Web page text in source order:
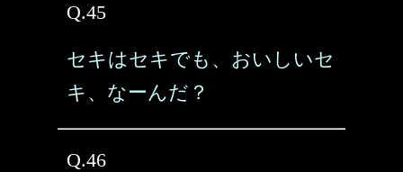
Q.45
セキはセキでも、おいしいセ
キ、なーんだ？
Q.46